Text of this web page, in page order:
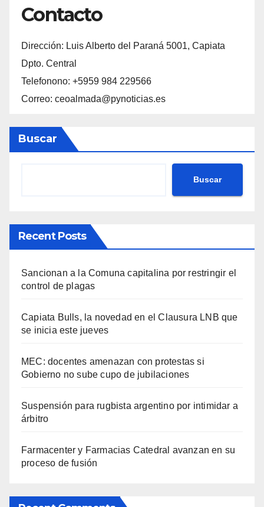
Contacto
Dirección: Luis Alberto del Paraná 5001, Capiata
Dpto. Central
Telefonono: +5959 984 229566
Correo: ceoalmada@pynoticias.es
Buscar
Buscar
Recent Posts
Sancionan a la Comuna capitalina por restringir el
control de plagas
Capiata Bulls, la novedad en el Clausura LNB que
se inicia este jueves
MEC: docentes amenazan con protestas si
Gobierno no sube cupo de jubilaciones
Suspensión para rugbista argentino por intimidar a
árbitro
Farmacenter y Farmacias Catedral avanzan en su
proceso de fusión